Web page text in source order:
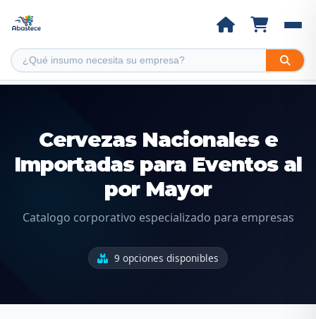
Cervezas Nacionales e
Importadas para Eventos al
por Mayor
Catalogo corporativo especializado para empresas
9 opciones disponibles